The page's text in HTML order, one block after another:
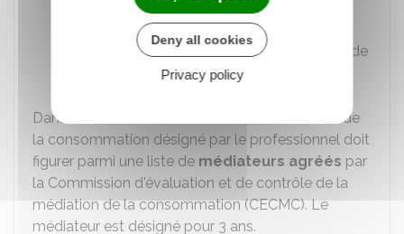
hiérarchique ou fonctionnel entre le
professionnel et le médiateur ne peut
exister pendant l'exercice de sa mission de
Dans un cas comme dans l'autre, le médiateur de
la consommation désigné par le professionnel doit
figurer parmi une liste de médiateurs agréés par
la Commission d'évaluation et de contrôle de la
médiation de la consommation (CECMC). Le
médiateur est désigné pour 3 ans.
Deny all cookies
Privacy policy